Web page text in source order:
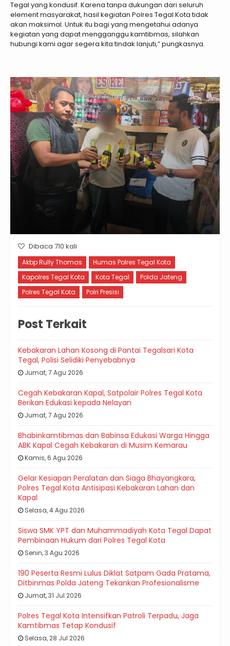
Tegal yang kondusif. Karena tanpa dukungan dari seluruh
element masyarakat, hasil kegiatan Polres Tegal Kota tidak
akan maksimal. Untuk itu bagi yang mengetahui adanya
kegiatan yang dapat mengganggu kamtibmas, silahkan
hubungi kami agar segera kita tindak lanjuti,” pungkasnya.
Dibaca 710 kali
Akbp Rully Thomas
Humas Polres Tegal Kota
Kapolres Tegal Kota
Kota Tegal
Polda Jateng
Polres Tegal Kota
Polri Presisi
Post Terkait
Kebakaran Lahan Kosong di Pantai Tegalsari Kota
Tegal, Polisi Selidiki Penyebabnya
Jumat, 7 Agu 2026
Cegah Kebakaran Kapal, Satpolair Polres Tegal Kota
Berikan Edukasi kepada Nelayan
Jumat, 7 Agu 2026
Bhabinkamtibmas dan Babinsa Edukasi Warga Hingga
ABK Kapal Cegah Kebakaran di Musim Kemarau
Kamis, 6 Agu 2026
Gelar Kesiapan Peralatan dan Siaga Bhayangkara,
Polres Tegal Kota Antisipasi Kebakaran Lahan dan
Kapal
Selasa, 4 Agu 2026
Siswa SMK YPT dan Muhammadiyah Kota Tegal Dapat
Pembinaan Hukum dari Polres Tegal Kota
Senin, 3 Agu 2026
190 Peserta Resmi Lulus Diklat Satpam Gada Pratama,
Ditbinmas Polda Jateng Tekankan Profesionalisme
Jumat, 31 Jul 2026
Polres Tegal Kota Intensifkan Patroli Terpadu, Jaga
Kamtibmas Tetap Kondusif
Selasa, 28 Jul 2026